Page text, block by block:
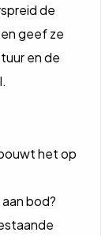
de
geef ze
en de
het op
bod?